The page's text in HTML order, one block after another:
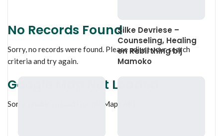
No Records Found
Sorry, no records were found. Please adjust your search
criteria and try again.
Google Map Not Loaded
Sorry, unable to load Google Maps API.
Silke Devriese –
Counseling, Healing
en Rebirthing bij
Mamoko